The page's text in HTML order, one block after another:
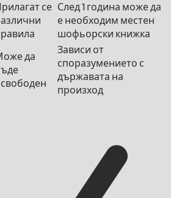
се След 1 година може да
е необходим местен
шофьорски книжка
да
Зависи от
споразумението с
държавата на
произход